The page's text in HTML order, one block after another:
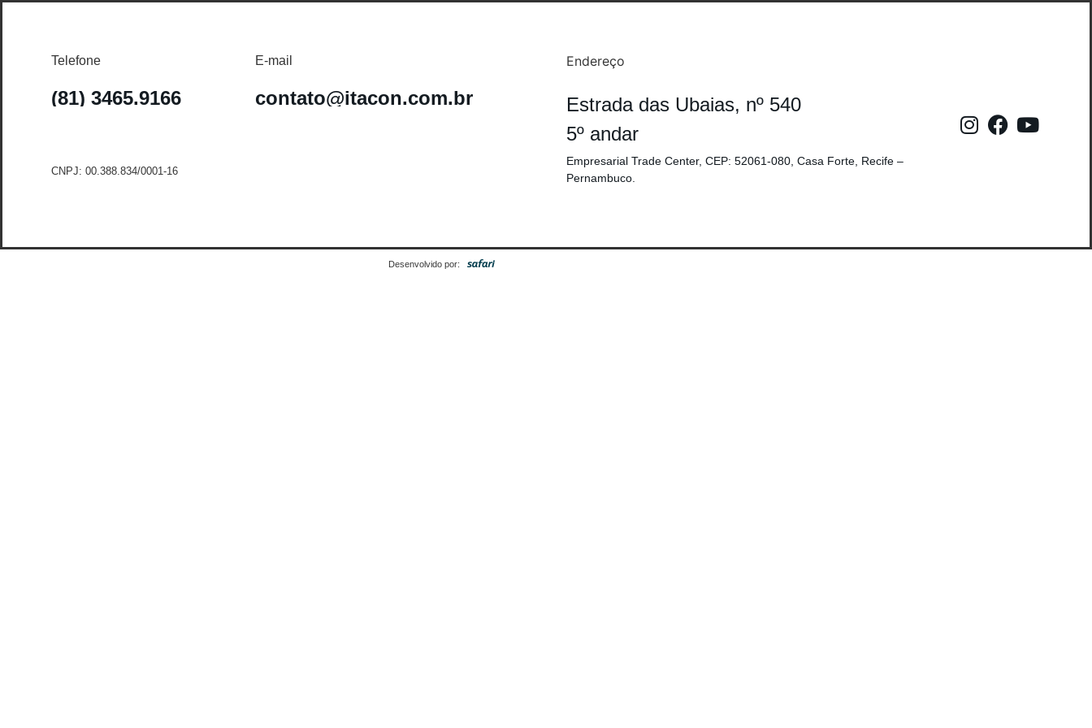
Telefone
(81) 3465.9166
CNPJ: 00.388.834/0001-16
E-mail
contato@itacon.com.br
Endereço
Estrada das Ubaias, nº 540
5º andar
Empresarial Trade Center, CEP: 52061-080, Casa Forte, Recife –
Pernambuco.
Desenvolvido por: